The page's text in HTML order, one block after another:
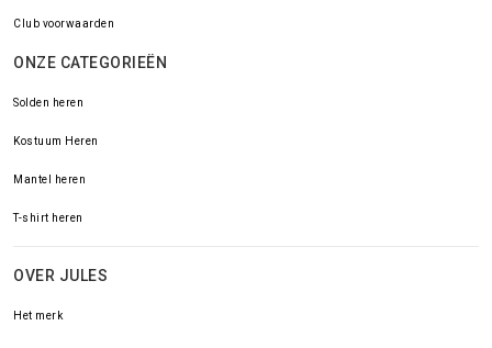
Club voorwaarden
ONZE CATEGORIEËN
Solden heren
Kostuum Heren
Mantel heren
T-shirt heren
OVER JULES
Het merk